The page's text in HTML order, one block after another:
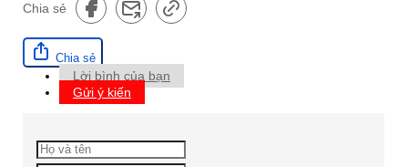
Chia sẻ
Chia sẻ
Lời bình của bạn
Gửi ý kiến